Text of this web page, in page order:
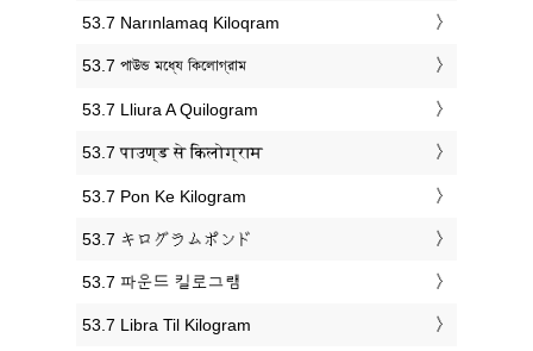
‎53.7 Narınlamaq Kiloqram
‎53.7 পাউন্ড মধ্যে কিলোগ্রাম
‎53.7 Lliura A Quilogram
‎53.7 पाउण्ड से किलोग्राम
‎53.7 Pon Ke Kilogram
‎53.7 キログラムポンド
‎53.7 파운드 킬로그램
‎53.7 Libra Til Kilogram